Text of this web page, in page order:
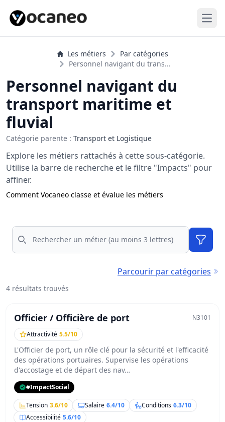
Les métiers
Par catégories
Personnel navigant du trans...
Personnel navigant du
transport maritime et
fluvial
Catégorie parente : Transport et Logistique
Explore les métiers rattachés à cette sous-catégorie.
Utilise la barre de recherche et le filtre "Impacts" pour
affiner.
Comment Vocaneo classe et évalue les métiers
Rechercher
Filtres
Parcourir par catégories
4 résultats trouvés
Officier / Officière de port
N3101
Attractivité 5.5/10
L'Officier de port, un rôle clé pour la sécurité et l'efficacité
des opérations portuaires. Supervise les opérations
d'accostage et de départ des nav…
#ImpactSocial
Tension 3.6/10 Salaire 6.4/10 Conditions 6.3/10
Accessibilité 5.6/10